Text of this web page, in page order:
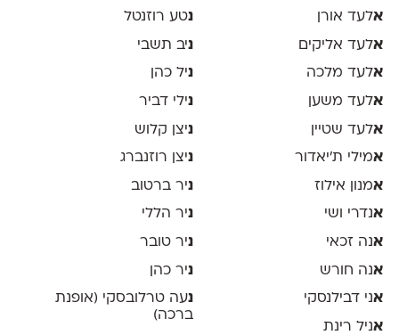
אלעד אורן
אלעד אליקים
אלעד מלכה
אלעד משען
אלעד שטיין
אמילי ת׳יאדור
אמנון אילוז
אנדרי ושי
אנה זכאי
אנה חורש
אני דבילנסקי
אניל רינת
נטע רוזנטל
ניב תשבי
ניל כהן
נילי דביר
ניצן קלוש
ניצן רוזנברג
ניר ברטוב
ניר הללי
ניר טובר
ניר כהן
נעה טרלובסקי (אופנת
ברכה)